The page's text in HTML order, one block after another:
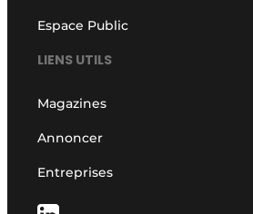
Espace Public
LIENS UTILS
Magazines
Annoncer
Entreprises